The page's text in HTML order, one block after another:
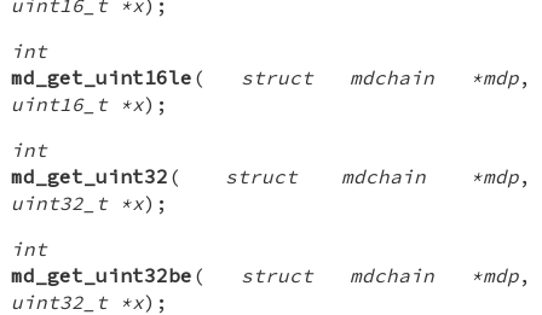
int
md_get_uint16le ( struct mdchain *mdp,
uint16_t *x);
int
md_get_uint32 ( struct mdchain *mdp,
uint32_t *x);
int
md_get_uint32be ( struct mdchain *mdp,
uint32_t *x);